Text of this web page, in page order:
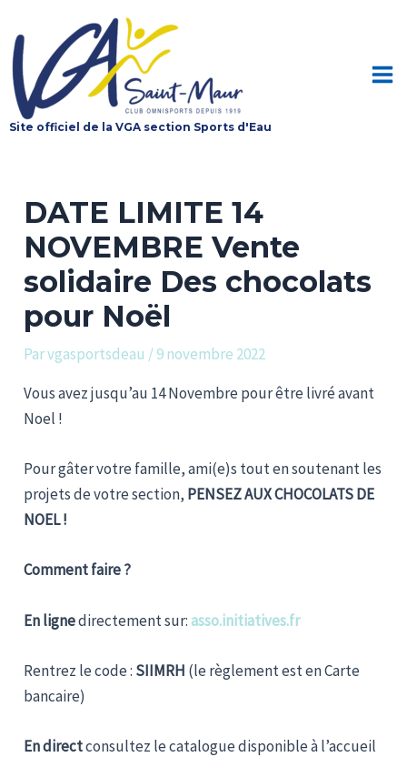
au
contenu
Site officiel de la VGA section Sports d'Eau
DATE LIMITE 14
NOVEMBRE Vente
solidaire Des chocolats
pour Noël
Parvgasportsdeau /9 novembre 2022
Vous avez jusqu’au 14 Novembre pour être livré avant
Noel !
Pour gâter votre famille, ami(e)s tout en soutenant les
projets de votre section, PENSEZ AUX CHOCOLATS DE
NOEL !
Comment faire ?
En lignedirectement sur: asso.initiatives.fr
Rentrez le code : SIIMRH (le règlement est en Carte
bancaire)
En directconsultez le catalogue disponible à l’accueil